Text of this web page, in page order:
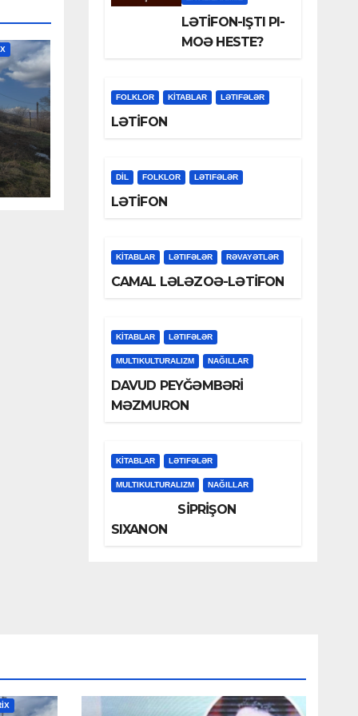
LƏTİFON-IŞTI PI-
MOƏ HESTE?
FOLKLOR KİTABLAR LƏTIFƏLƏR
LƏTİFON
DİL FOLKLOR LƏTIFƏLƏR
LƏTİFON
KİTABLAR LƏTIFƏLƏR RƏVAYƏTLƏR
CAMAL LƏLƏZOƏ-LƏTİFON
KİTABLAR LƏTIFƏLƏR
MULTIKULTURALIZM NAĞILLAR
DAVUD PEYĞƏMBƏRİ
MƏZMURON
KİTABLAR LƏTIFƏLƏR
MULTIKULTURALIZM NAĞILLAR
SİPRİŞON
SIXANON